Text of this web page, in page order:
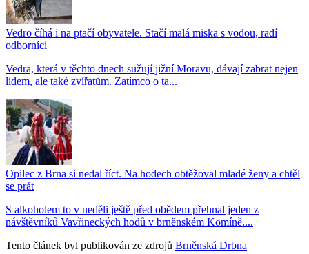
Vedro číhá i na ptačí obyvatele. Stačí malá miska s vodou, radí
odborníci
Vedra, která v těchto dnech sužují jižní Moravu, dávají zabrat nejen
lidem, ale také zvířatům. Zatímco o ta...
Opilec z Brna si nedal říct. Na hodech obtěžoval mladé ženy a chtěl
se prát
S alkoholem to v neděli ještě před obědem přehnal jeden z
návštěvníků Vavřineckých hodů v brněnském Komíně....
Tento článek byl publikován ze zdrojů Brněnská Drbna